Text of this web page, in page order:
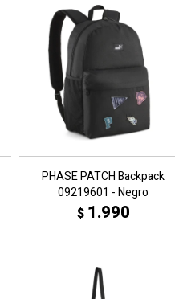
PHASE PATCH Backpack
09219601 - Negro
$ 1.990